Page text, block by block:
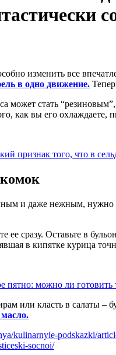
в одно движение.
может стать
как вы его охлаждаете,
признак того, что в
и даже нежным, нужно
ее сразу. Оставьте в
в кипятке курица
пятно: можно ли готовить
или класть в салаты –
kulinarnyie-podskazki/
socnoi/